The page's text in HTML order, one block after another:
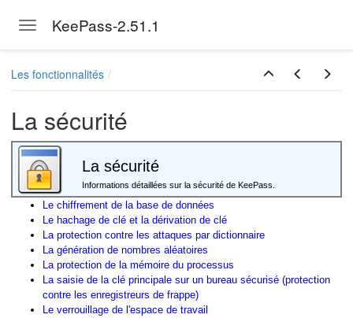
Toggle navigation
KeePass-2.51.1
Les fonctionnalités
La sécurité
La sécurité
Informations détaillées sur la sécurité de KeePass.
Le chiffrement de la base de données
Le hachage de clé et la dérivation de clé
La protection contre les attaques par dictionnaire
La génération de nombres aléatoires
La protection de la mémoire du processus
La saisie de la clé principale sur un bureau sécurisé (protection
contre les enregistreurs de frappe)
Le verrouillage de l'espace de travail